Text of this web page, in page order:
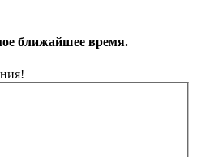
ближайшее время.